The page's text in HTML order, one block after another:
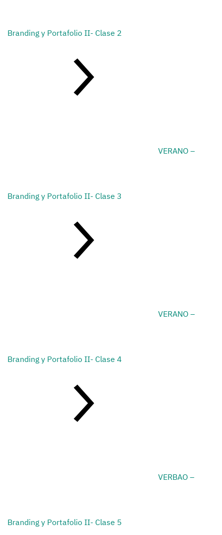
Branding y Portafolio II- Clase 2
VERANO –
Branding y Portafolio II- Clase 3
VERANO –
Branding y Portafolio II- Clase 4
VERBAO –
Branding y Portafolio II- Clase 5